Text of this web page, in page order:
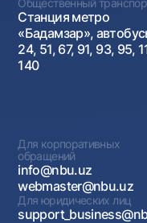
Общественный
Станция метро
«Бадамзар»,
24, 51, 67, 91, 93, 95,
140
Для корпоративных
обращений
info@nbu.uz
webmaster@nbu.uz
Для юридических лиц